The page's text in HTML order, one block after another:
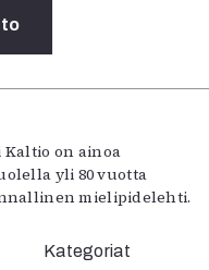
on ainoa
yli 80 vuotta
mielipidelehti.
Kategoriat